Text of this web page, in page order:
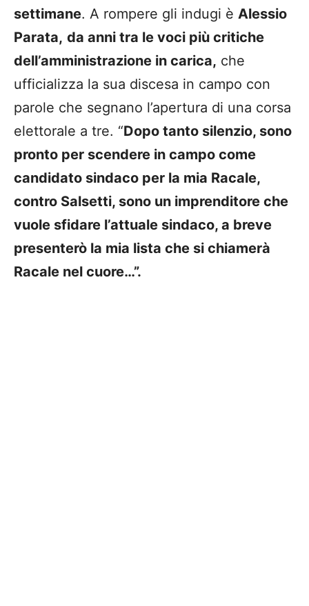
settimane. A rompere gli indugi è Alessio
Parata, da anni tra le voci più critiche
dell’amministrazione in carica, che
ufficializza la sua discesa in campo con
parole che segnano l’apertura di una corsa
elettorale a tre. “Dopo tanto silenzio, sono
pronto per scendere in campo come
candidato sindaco per la mia Racale,
contro Salsetti, sono un imprenditore che
vuole sfidare l’attuale sindaco, a breve
presenterò la mia lista che si chiamerà
Racale nel cuore…”.